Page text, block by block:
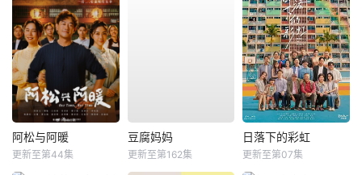
阿松与阿暖
更新至第44集
豆腐妈妈
更新至第162集
日落下的彩虹
更新至第07集